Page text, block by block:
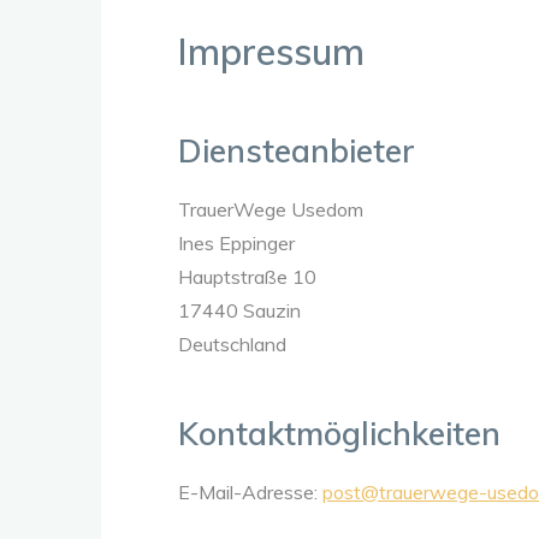
Impressum
Diensteanbieter
TrauerWege Usedom
Ines Eppinger
Hauptstraße 10
17440 Sauzin
Deutschland
Kontaktmöglichkeiten
E-Mail-Adresse: post@trauerwege-